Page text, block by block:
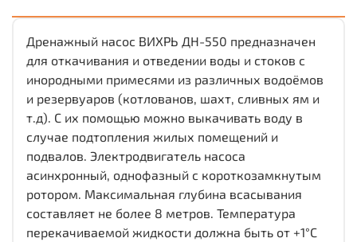
Дренажный насос ВИХРЬ ДН-550 предназначен
для откачивания и отведении воды и стоков с
инородными примесями из различных водоёмов
и резервуаров (котлованов, шахт, сливных ям и
т.д). С их помощью можно выкачивать воду в
случае подтопления жилых помещений и
подвалов. Электродвигатель насоса
асинхронный, однофазный с короткозамкнутым
ротором. Максимальная глубина всасывания
составляет не более 8 метров. Температура
перекачиваемой жидкости должна быть от +1°С